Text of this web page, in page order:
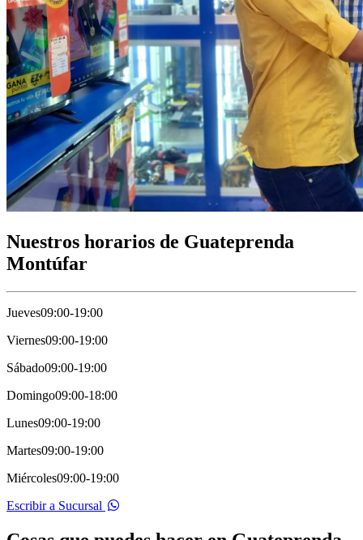
Nuestros horarios de Guateprenda
Montúfar
Jueves09:00-19:00
Viernes09:00-19:00
Sábado09:00-19:00
Domingo09:00-18:00
Lunes09:00-19:00
Martes09:00-19:00
Miércoles09:00-19:00
Escribir a Sucursal